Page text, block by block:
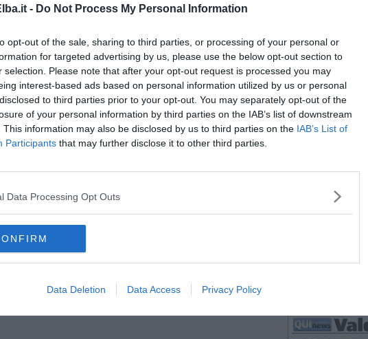
- Do Not Process My Personal Information
opt-out of the sale, sharing to third parties, or processing of your personal or
for targeted advertising by us, please use the below opt-out section to
selection. Please note that after your opt-out request is processed you may
interest-based ads based on personal information utilized by us or personal
to third parties prior to your opt-out. You may separately opt-out of the
of your personal information by third parties on the IAB’s list of downstream
This information may also be disclosed by us to third parties on the IAB’s List of
Participants that may further disclose it to other third parties.
Data Processing Opt Outs
Data Deletion Data Access Privacy Policy